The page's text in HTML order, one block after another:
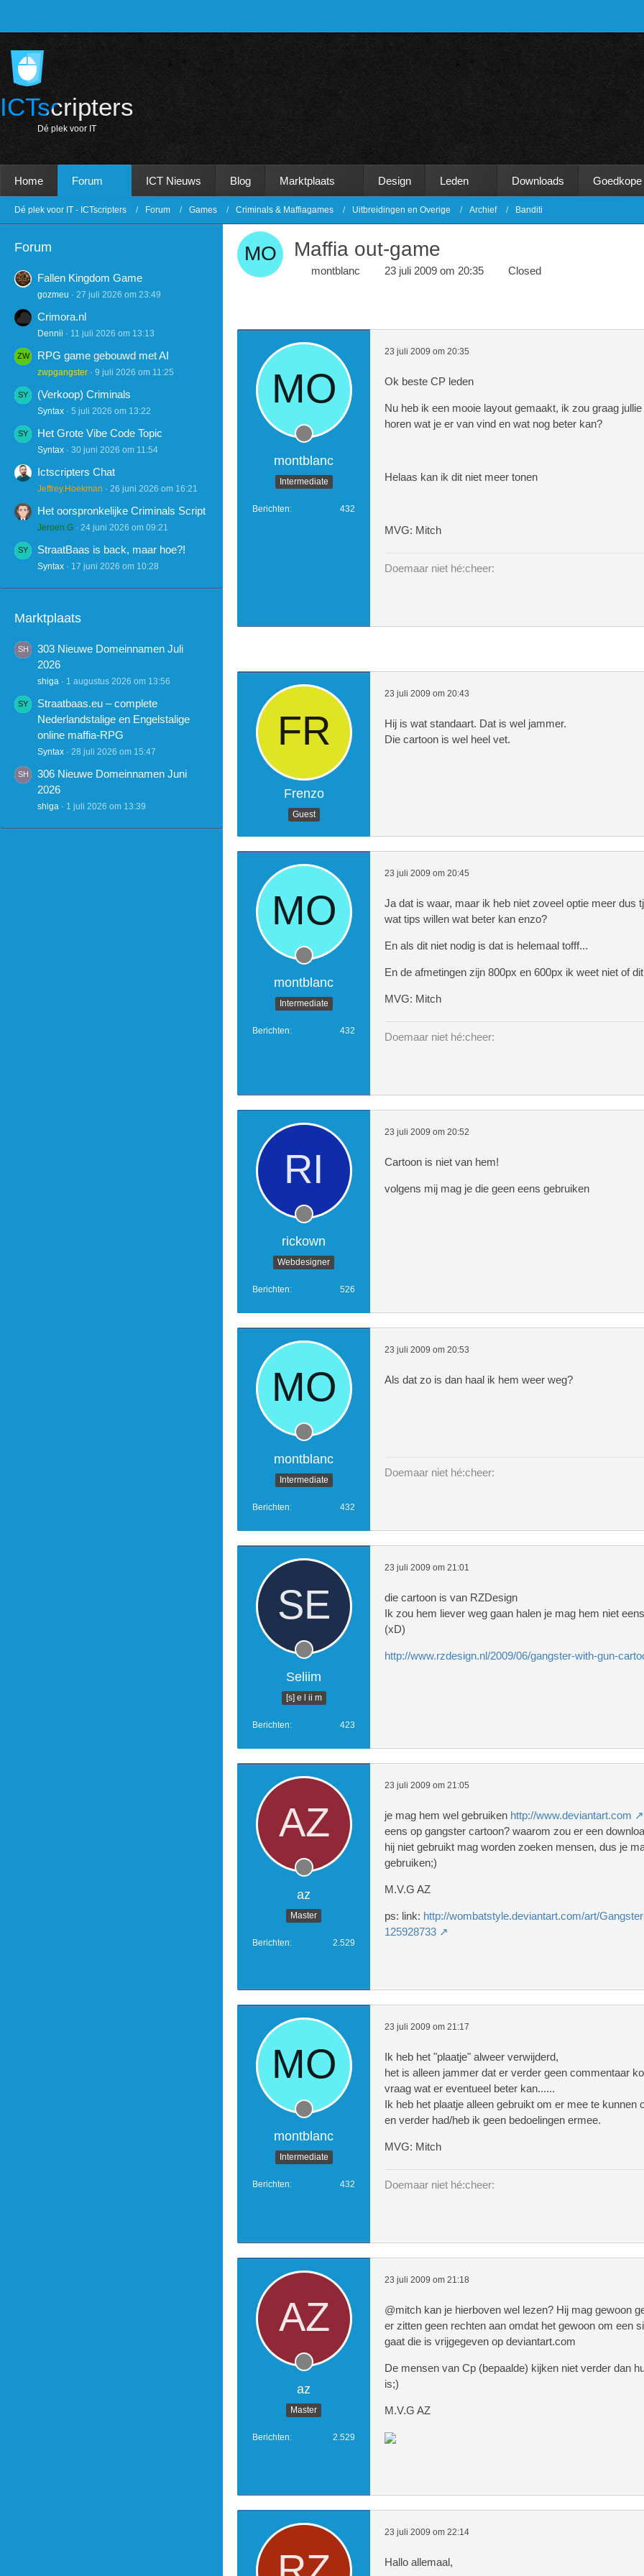
ICTscripters
Dé p e k voor T
Home Forum ICT Nieuws Blog Marktplaats Design Leden Downloads
Dé plek voor IT - ICTscripters Forum Games Criminals & Maffiagames Uitbreidingen en Overige Archief Banditi
Forum
Fallen Kingdom Game
gozmeu 27 juli 2026 om 23:49
Crimora.nl
Dennii 11 juli 2026 om 13:13
RPG game gebouwd met AI
zwpgangster 9 juli 2026 om 11:25
(Verkoop) Criminals
Syntax 5 juli 2026 om 13:22
Het Grote Vibe Code Topic
Syntax 30 juni 2026 om 11:54
Ictscripters Chat
Jeffrey.Hoekman 26 juni 2026 om 16:21
Het oorspronkelijke Criminals Script
Jeroen.G 24 juni 2026 om 09:21
StraatBaas is back, maar hoe?!
Syntax 17 juni 2026 om 10:28
Marktplaats
303 Nieuwe Domeinnamen Juli
2026
shiga 1 augustus 2026 om 13:56
Straatbaas.eu – complete
Nederlandstalige en Engelstalige
online maffia-RPG
Syntax 28 juli 2026 om 15:47
306 Nieuwe Domeinnamen Juni
2026
shiga 1 juli 2026 om 13:39
Maffia out-game
montblanc 23 juli 2009 om 20:35 Closed
montblanc
Intermediate
Berichten 432
23 juli 2009 om 20:35
Ok beste CP leden
Nu heb ik een mooie layout gemaakt, ik zou graag
horen wat je er van vind en wat nog beter kan?
Helaas kan ik dit niet meer tonen
MVG: Mitch
Doemaar niet hé:cheer:
Frenzo
Guest
23 juli 2009 om 20:43
Hij is wat standaart. Dat is wel jammer.
Die cartoon is wel heel vet.
montblanc
Intermediate
Berichten 432
23 juli 2009 om 20:45
Ja dat is waar, maar ik heb niet zoveel optie meer dus
wat tips willen wat beter kan enzo?
En als dit niet nodig is dat is helemaal tofff...
En de afmetingen zijn 800px en 600px ik weet niet of
MVG: Mitch
Doemaar niet hé:cheer:
rickown
Webdesigner
Berichten 526
23 juli 2009 om 20:52
Cartoon is niet van hem!
volgens mij mag je die geen eens gebruiken
montblanc
Intermediate
Berichten 432
23 juli 2009 om 20:53
Als dat zo is dan haal ik hem weer weg?
Doemaar niet hé:cheer:
Seliim
[s] e l ii m
Berichten 423
23 juli 2009 om 21:01
die cartoon is van RZDesign
Ik zou hem liever weg gaan halen je mag hem niet
(xD)
http://www.rzdesign.nl/2009/06/gangster-with-gun-
az
Master
Berichten 2.529
23 juli 2009 om 21:05
je mag hem wel gebruiken http://www.deviantart.com
eens op gangster cartoon? waarom zou er een
hij niet gebruikt mag worden zoeken mensen, dus je
gebruiken;)
M.V.G AZ
ps: link: http://wombatstyle.deviantart.com/art/
125928733
montblanc
Intermediate
Berichten 432
23 juli 2009 om 21:17
Ik heb het "plaatje" alweer verwijderd,
het is alleen jammer dat er verder geen commentaar
vraag wat er eventueel beter kan......
Ik heb het plaatje alleen gebruikt om er mee te kunnen
en verder had/heb ik geen bedoelingen ermee.
MVG: Mitch
Doemaar niet hé:cheer:
az
Master
Berichten 2.529
23 juli 2009 om 21:18
@mitch kan je hierboven wel lezen? Hij mag gewoon
er zitten geen rechten aan omdat het gewoon om een
gaat die is vrijgegeven op deviantart.com
De mensen van Cp (bepaalde) kijken niet verder dan
is;)
M.V.G AZ
23 juli 2009 om 22:14
Hallo allemaal,